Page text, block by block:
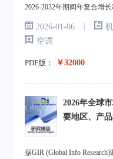
2026-2032年期间年复合增长
2026-01-06 |
空调
PDF版： ￥32000
2026年全球
要地区、产
据GIR (Global Info